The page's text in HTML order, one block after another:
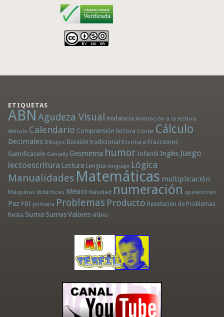
ETIQUETAS
ABN Agudeza Visual Andalucía Animación a la lectura
Artículo Calendario Comprensión lectora Contar Cálculo
Decimales Dibujos División tradicional Escritura Fracciones
Gamificación Genially Geometría humor Infantil Inglés Juego
lectoescritura Lectura Lengua lenguaje Lógica
Manualidades Matemáticas multiplicación
Máquinas didácticas México Navidad numeración operaciones
Paz PDI primaria Problemas Producto Resolución de Problemas
Resta Suma Sumas Valores vídeo